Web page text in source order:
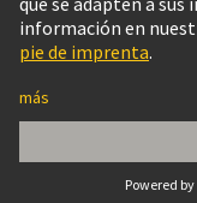
Han HsC
© Grupo Tecnológico
Configuración de